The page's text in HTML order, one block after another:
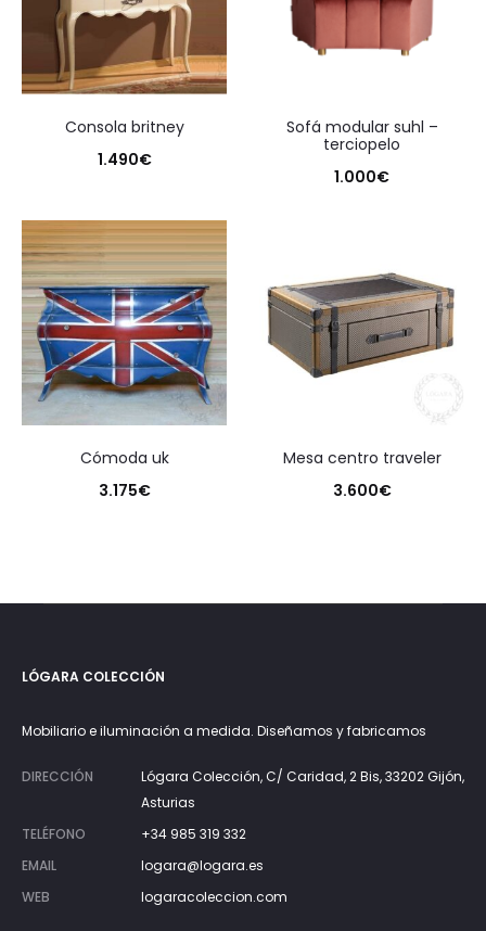
consola britney
1.490€
sofá modular suhl –
terciopelo
1.000€
cómoda uk
3.175€
mesa centro traveler
3.600€
LÓGARA COLECCIÓN
Mobiliario e iluminación a medida. Diseñamos y fabricamos
DIRECCIÓN
Lógara Colección, C/ Caridad, 2 Bis, 33202 Gijón,
Asturias
TELÉFONO
+34 985 319 332
EMAIL
logara@logara.es
WEB
logaracoleccion.com